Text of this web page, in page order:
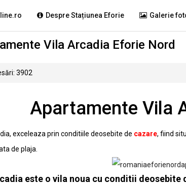
Despre Stațiunea Eforie Galerie
Vila Arcadia Eforie Nord
3902
Apartamente Vila
exceleaza prin conditiile deosebite de cazare, fiind
de plaja.
este o vila noua cu conditii deosebite